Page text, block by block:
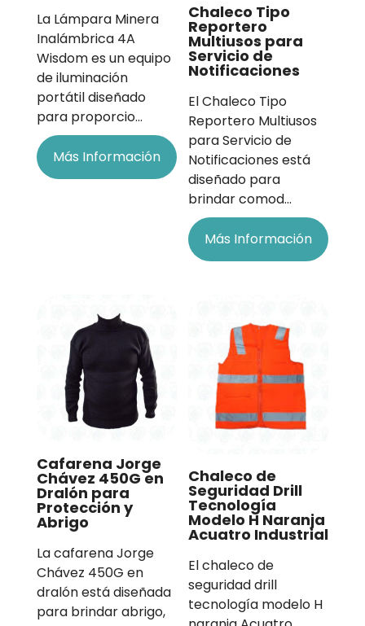
La Lámpara Minera
Inalámbrica 4A
Wisdom es un equipo
de iluminación
portátil diseñado
para proporcio…
Más Información
Chaleco Tipo
Reportero
Multiusos para
Servicio de
Notificaciones
El Chaleco Tipo
Reportero Multiusos
para Servicio de
Notificaciones está
diseñado para
brindar comod…
Más Información
Cafarena Jorge
Chávez 450G en
Dralón para
Protección y
Abrigo
La cafarena Jorge
Chávez 450G en
dralón está diseñada
para brindar abrigo,
Chaleco de
Seguridad Drill
Tecnología
Modelo H Naranja
Acuatro Industrial
El chaleco de
seguridad drill
tecnología modelo H